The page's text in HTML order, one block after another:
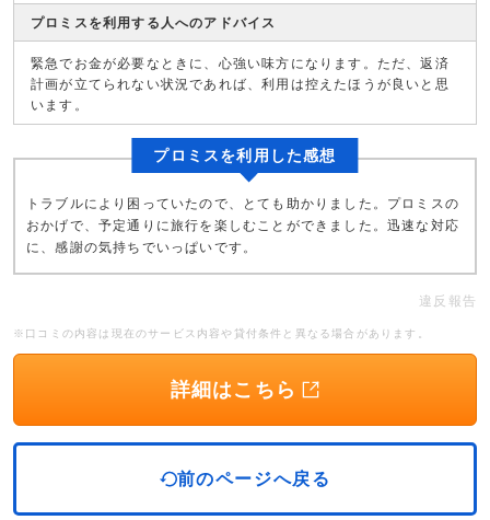
プロミスを利用する人へのアドバイス
緊急でお金が必要なときに、心強い味方になります。ただ、返済
計画が立てられない状況であれば、利用は控えたほうが良いと思
います。
プロミスを利用した感想
トラブルにより困っていたので、とても助かりました。プロミスの
おかげで、予定通りに旅行を楽しむことができました。迅速な対応
に、感謝の気持ちでいっぱいです。
違反報告
※口コミの内容は現在のサービス内容や貸付条件と異なる場合があります。
詳細はこちら
前のページへ戻る